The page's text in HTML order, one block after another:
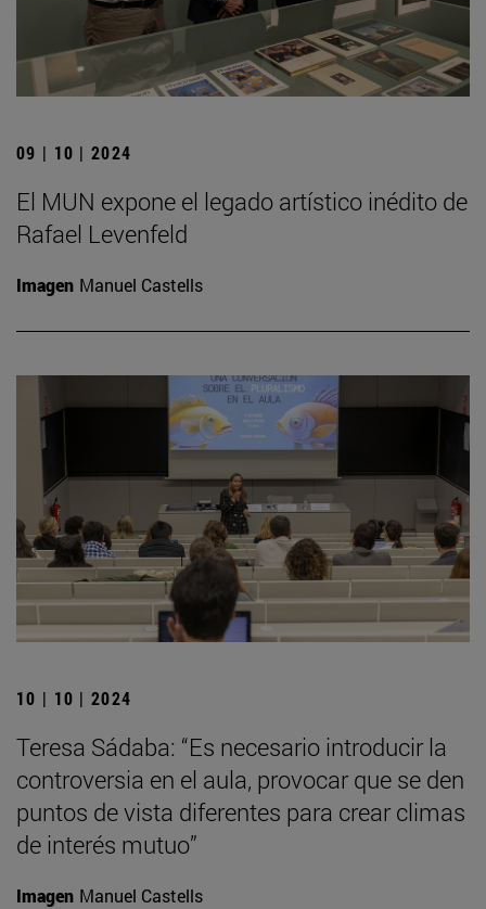
09 | 10 | 2024
El MUN expone el legado artístico inédito de
Rafael Levenfeld
Imagen Manuel Castells
10 | 10 | 2024
Teresa Sádaba: “Es necesario introducir la
controversia en el aula, provocar que se den
puntos de vista diferentes para crear climas
de interés mutuo”
Imagen Manuel Castells